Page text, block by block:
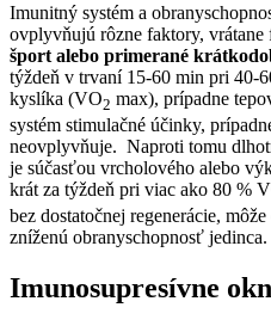
Imunitný systém a
ovplyvňujú rôzne faktory,
šport alebo primerané
týždeň v trvaní 15-60 min pri 40-
kyslíka (VO2 max), prípadne
systém stimulačné účinky,
neovplyvňuje. Naproti tomu
je súčasťou vrcholového alebo
krát za týždeň pri viac ako 80 %
bez dostatočnej regenerácie,
zníženú obranyschopnosť jedinca.
Imunosupresívne